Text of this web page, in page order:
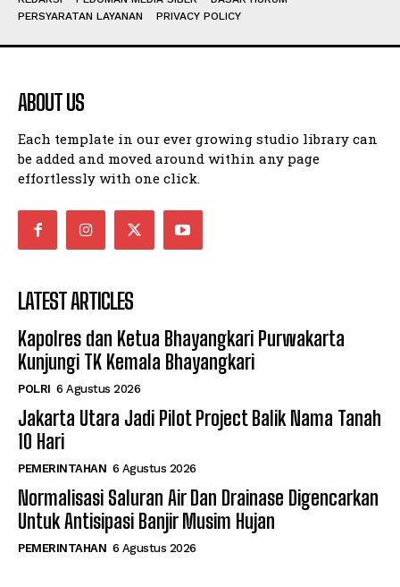
PERSYARATAN LAYANAN
PRIVACY POLICY
ABOUT US
Each template in our ever growing studio library can
be added and moved around within any page
effortlessly with one click.
LATEST ARTICLES
Kapolres dan Ketua Bhayangkari Purwakarta
Kunjungi TK Kemala Bhayangkari
POLRI 6 Agustus 2026
Jakarta Utara Jadi Pilot Project Balik Nama Tanah
10 Hari
PEMERINTAHAN 6 Agustus 2026
Normalisasi Saluran Air Dan Drainase Digencarkan
Untuk Antisipasi Banjir Musim Hujan
PEMERINTAHAN 6 Agustus 2026